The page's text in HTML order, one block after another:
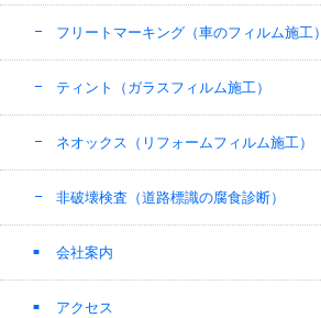
フリートマーキング（車のフィルム施工）
ティント（ガラスフィルム施工）
ネオックス（リフォームフィルム施工）
非破壊検査（道路標識の腐食診断）
会社案内
アクセス